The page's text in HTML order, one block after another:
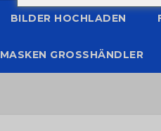
BILDER HOCHLADEN
GROSSHÄNDLER